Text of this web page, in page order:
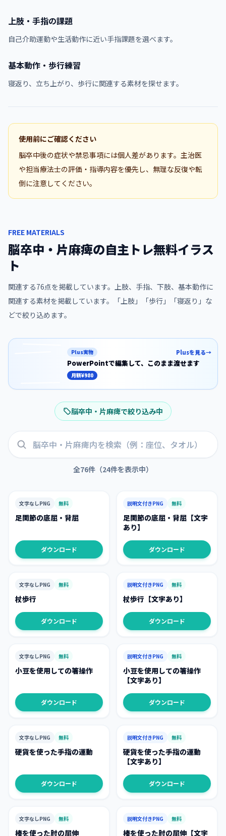
上肢・手指の課題
自己介助運動や生活動作に近い手指課題を選べます。
基本動作・歩行練習
寝返り、立ち上がり、歩行に関連する素材を探せます。
使用前にご確認ください
脳卒中後の症状や禁忌事項には個人差があります。主治医
や担当療法士の評価・指導内容を優先し、無理な反復や転
倒に注意してください。
FREE MATERIALS
脳卒中・片麻痺の自主トレ無料イラス
ト
関連する76点を掲載しています。 上肢、手指、下肢、基本動作に
関連する素材を掲載しています。「上肢」「歩行」「寝返り」な
どで絞り込めます。
Plus実物 Plusを見る→
PowerPointで編集して、 このまま渡せます
この素材の文字入りスライド版を、回数や
月額¥980
脳卒中・片麻痺で絞り込み中
全76件（24件を表示中）
文字なしPNG 無料
足関節の底屈・背屈
ダウンロード
説明文付きPNG 無料
足関節の底屈・背屈【文字
あり】
ダウンロード
文字なしPNG 無料
杖歩行
ダウンロード
説明文付きPNG 無料
杖歩行【文字あり】
ダウンロード
文字なしPNG 無料
小豆を使用しての箸操作
ダウンロード
説明文付きPNG 無料
小豆を使用しての箸操作
【文字あり】
ダウンロード
文字なしPNG 無料
硬貨を使った手指の運動
ダウンロード
説明文付きPNG 無料
硬貨を使った手指の運動
【文字あり】
ダウンロード
文字なしPNG 無料
棒を使った肘の屈伸
説明文付きPNG 無料
棒を使った肘の屈伸【文字